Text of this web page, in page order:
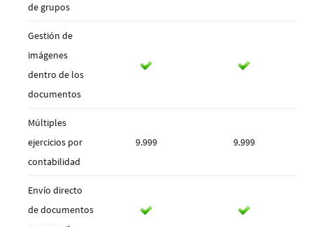
de grupos
Gestión de
imágenes
dentro de los
documentos
Múltiples
ejercicios por
contabilidad
9.999 9.999
Envío directo
de documentos